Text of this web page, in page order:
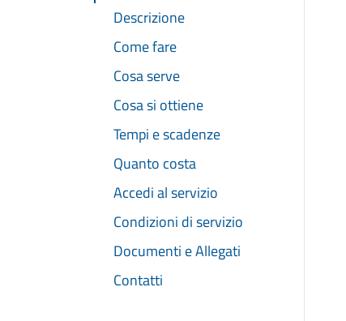
Descrizione
Come fare
Cosa serve
Cosa si ottiene
Tempi e scadenze
Quanto costa
Accedi al servizio
Condizioni di servizio
Documenti e Allegati
Contatti